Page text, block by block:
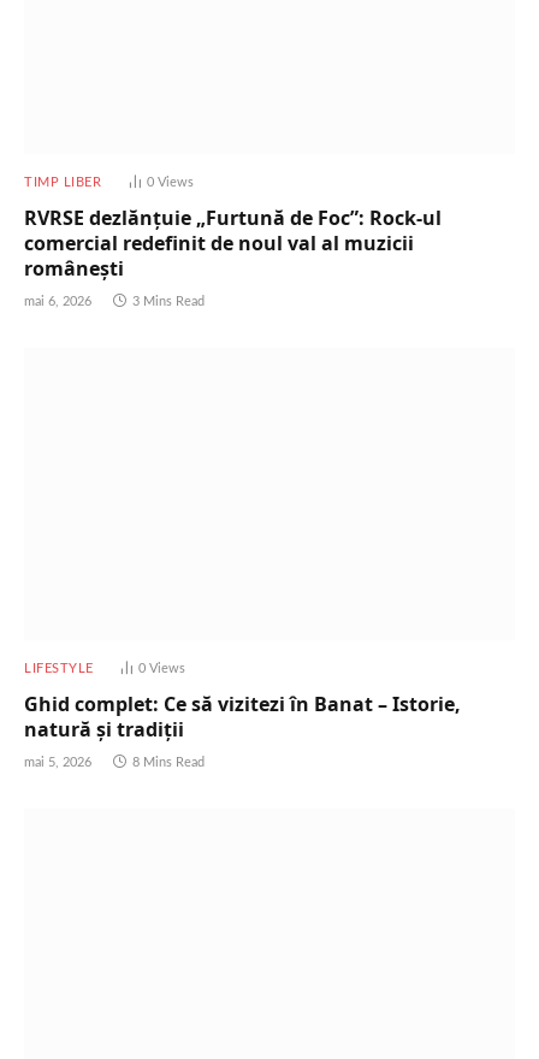
TIMP LIBER 0 Views
RVRSE dezlănțuie „Furtună de Foc”: Rock-ul
comercial redefinit de noul val al muzicii
românești
mai 6, 2026 3 Mins Read
LIFESTYLE 0 Views
Ghid complet: Ce să vizitezi în Banat – Istorie,
natură și tradiții
mai 5, 2026 8 Mins Read